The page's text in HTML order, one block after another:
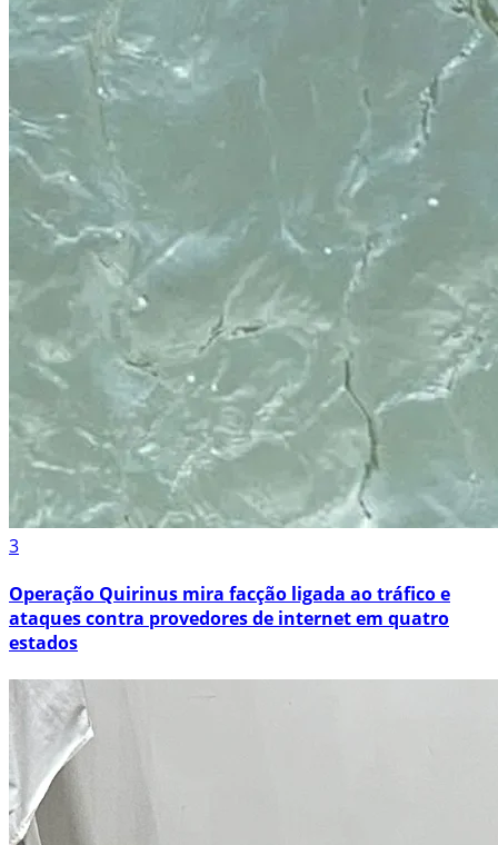
3
Operação Quirinus mira facção ligada ao tráfico e
ataques contra provedores de internet em quatro
estados